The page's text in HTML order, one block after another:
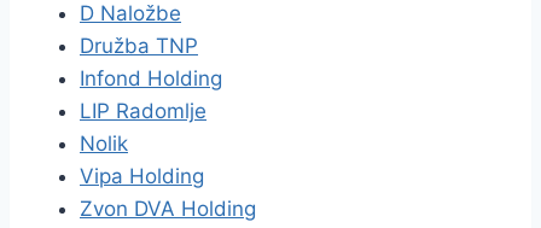
D Naložbe
Družba TNP
Infond Holding
LIP Radomlje
Nolik
Vipa Holding
Zvon DVA Holding